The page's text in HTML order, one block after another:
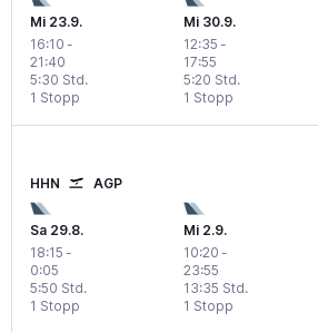
Mi 23.9.
16:10 -
21:40
1 Stopp
5:30 Std.
Mi 30.9.
12:35 -
17:55
1 Stopp
5:20 Std.
HHN AGP
Sa 29.8.
18:15 -
0:05
1 Stopp
5:50 Std.
Mi 2.9.
10:20 -
23:55
1 Stopp
13:35 Std.